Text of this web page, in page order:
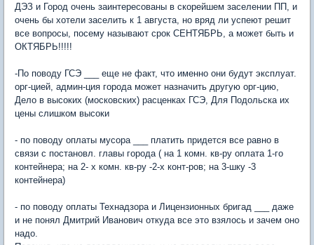
ДЭЗ и Город очень заинтересованы в скорейшем заселении ПП, и
очень бы хотели заселить к 1 августа, но вряд ли успеют решит
все вопросы, посему называют срок СЕНТЯБРЬ, а может быть и
ОКТЯБРЬ!!!!!
-По поводу ГСЭ ___ еще не факт, что именно они будут эксплуат.
орг-цией, админ-ция города может назначить другую орг-цию,
Дело в высоких (московских) расценках ГСЭ, Для Подольска их
цены слишком высоки
- по поводу оплаты мусора ___ платить придется все равно в
связи с постановл. главы города ( на 1 комн. кв-ру оплата 1-го
контейнера; на 2- х комн. кв-ру -2-х конт-ров; на 3-шку -3
контейнера)
- по поводу оплаты Технадзора и Лицензионных бригад ___ даже
и не понял Дмитрий Иванович откуда все это взялось и зачем оно
надо.